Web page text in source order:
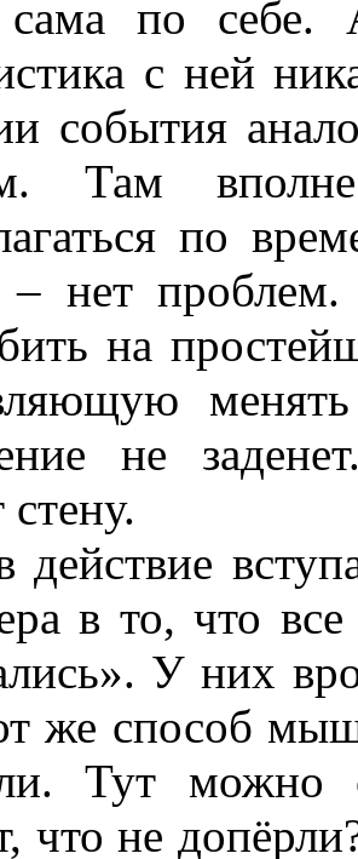
по себе.
с ней
события
Там
по
– нет
на
не
действие
в то, что
У них
же способ
Тут можно
что не